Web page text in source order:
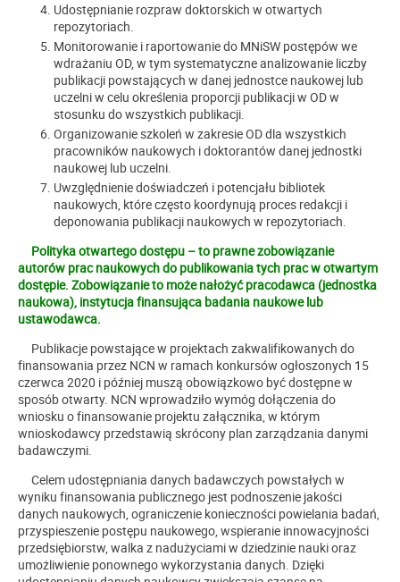
Udostępnianie rozpraw doktorskich w otwartych
repozytoriach.
Monitorowanie i raportowanie do MNiSW postępów we
wdrażaniu OD, w tym systematyczne analizowanie liczby
publikacji powstających w danej jednostce naukowej lub
uczelni w celu określenia proporcji publikacji w OD w
stosunku do wszystkich publikacji.
Organizowanie szkoleń w zakresie OD dla wszystkich
pracowników naukowych i doktorantów danej jednostki
naukowej lub uczelni.
Uwzględnienie doświadczeń i potencjału bibliotek
naukowych, które często koordynują proces redakcji i
deponowania publikacji naukowych w repozytoriach.
Polityka otwartego dostępu – to prawne zobowiązanie
autorów prac naukowych do publikowania tych prac w otwartym
dostępie. Zobowiązanie to może nałożyć pracodawca (jednostka
naukowa), instytucja finansująca badania naukowe lub
ustawodawca.
Publikacje powstające w projektach zakwalifikowanych do
finansowania przez NCN w ramach konkursów ogłoszonych 15
czerwca 2020 i później muszą obowiązkowo być dostępne w
sposób otwarty. NCN wprowadziło wymóg dołączenia do
wniosku o finansowanie projektu załącznika, w którym
wnioskodawcy przedstawią skrócony plan zarządzania danymi
badawczymi.
Celem udostępniania danych badawczych powstałych w
wyniku finansowania publicznego jest podnoszenie jakości
danych naukowych, ograniczenie konieczności powielania badań,
przyspieszenie postępu naukowego, wspieranie innowacyjności
przedsiębiorstw, walka z nadużyciami w dziedzinie nauki oraz
umożliwienie ponownego wykorzystania danych. Dzięki